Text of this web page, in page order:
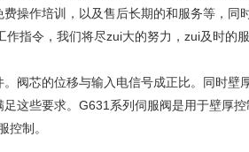
操作培训，以及售后长期的和服务等，同
指令，我们将尽zui大的努力，zui及时的
阀芯的位移与输入电信号成正比。同时壁
这些要求。G631系列伺服阀是用于壁厚
控制。